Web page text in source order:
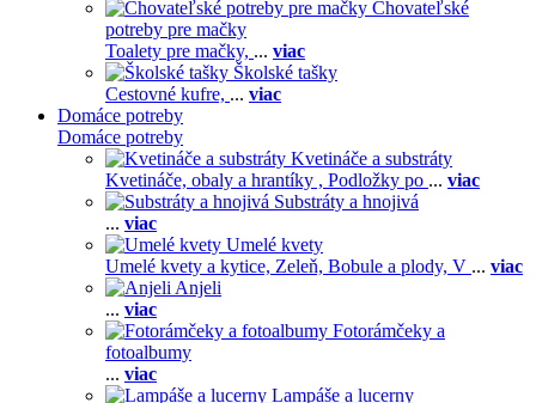
Chovateľské
potreby pre mačky
Toalety pre mačky, ... viac
Školské tašky
Cestovné kufre, ... viac
Domáce potreby
Domáce potreby
Kvetináče a substráty
Kvetináče, obaly a hrantíky , Podložky po ... viac
Substráty a hnojivá
... viac
Umelé kvety
Umelé kvety a kytice, Zeleň, Bobule a plody, V ... viac
Anjeli
... viac
Fotorámčeky a
fotoalbumy
... viac
Lampáše a lucerny